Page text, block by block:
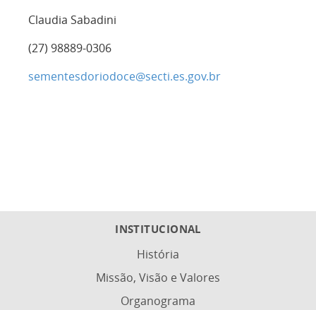
Claudia Sabadini
(27) 98889-0306
sementesdoriodoce@secti.es.gov.br
INSTITUCIONAL
História
Missão, Visão e Valores
Organograma